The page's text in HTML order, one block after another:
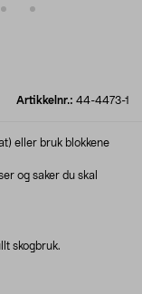
Artikkelnr.: 44-4473-1
eller bruk blokkene
og saker du skal
skogbruk.